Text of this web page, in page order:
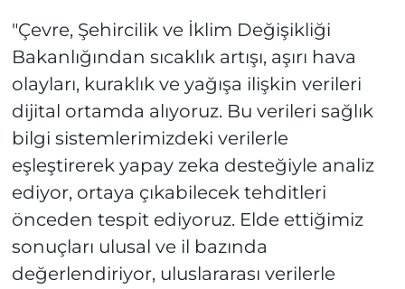
"Çevre, Şehircilik ve İklim Değişikliği
Bakanlığından sıcaklık artışı, aşırı hava
olayları, kuraklık ve yağışa ilişkin verileri
dijital ortamda alıyoruz. Bu verileri sağlık
bilgi sistemlerimizdeki verilerle
eşleştirerek yapay zeka desteğiyle analiz
ediyor, ortaya çıkabilecek tehditleri
önceden tespit ediyoruz. Elde ettiğimiz
sonuçları ulusal ve il bazında
değerlendiriyor, uluslararası verilerle